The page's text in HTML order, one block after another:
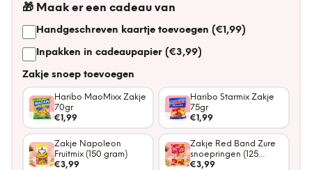
🎁 Maak er een cadeau van
Handgeschreven kaartje toevoegen (€1,99)
Inpakken in cadeaupapier (€3,99)
Zakje snoep toevoegen
Haribo MaoMixx Zakje
70gr
€1,99
Haribo Starmix Zakje
75gr
€1,99
Zakje Napoleon
Fruitmix (150 gram)
€3,99
Zakje Red Band Zure
snoepringen (125
gram)
€3,99